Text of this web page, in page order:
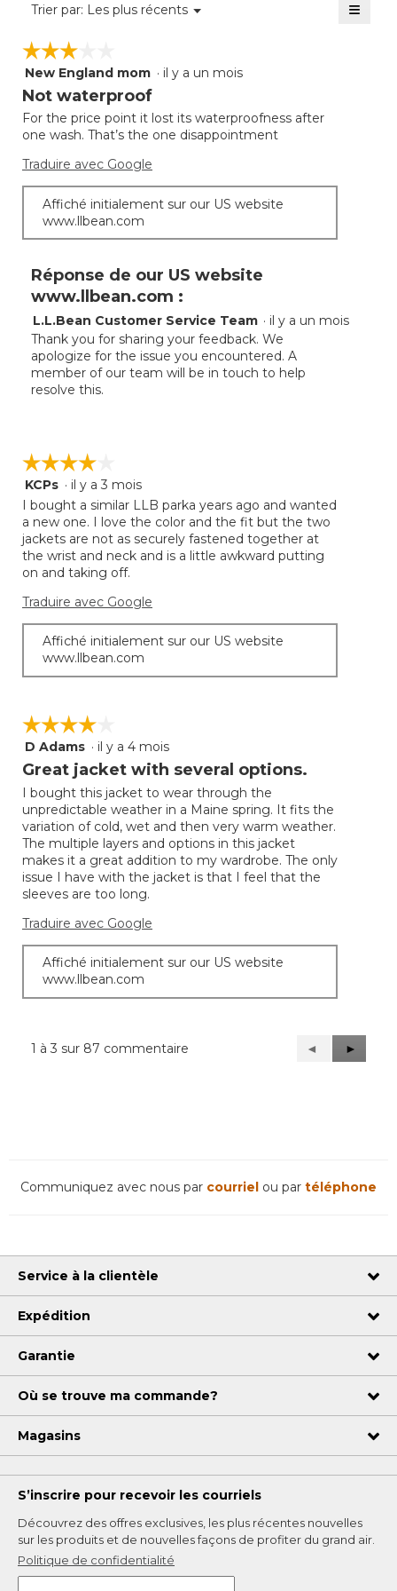
Trier par: Les plus récents ▼
Menu ≡
☆☆☆☆☆
☆☆☆☆☆
3
étoile(s)
5.
New England mom · il y a un mois
Not waterproof
For the price point it lost its waterproofness after
one wash. That’s the one disappointment
Traduire avec Google
Affiché initialement sur our US website
www.llbean.com
Réponse de our US website
www.llbean.com :
L.L.Bean Customer Service Team · il y a un mois
Thank you for sharing your feedback. We
apologize for the issue you encountered. A
member of our team will be in touch to help
resolve this.
☆☆☆☆☆
☆☆☆☆☆
4
étoile(s)
5.
KCPs · il y a 3 mois
I bought a similar LLB parka years ago and wanted
a new one. I love the color and the fit but the two
jackets are not as securely fastened together at
the wrist and neck and is a little awkward putting
on and taking off.
Traduire avec Google
Affiché initialement sur our US website
www.llbean.com
☆☆☆☆☆
☆☆☆☆☆
4
étoile(s)
5.
D Adams · il y a 4 mois
Great jacket with several options.
I bought this jacket to wear through the
unpredictable weather in a Maine spring. It fits the
variation of cold, wet and then very warm weather.
The multiple layers and options in this jacket
makes it a great addition to my wardrobe. The only
issue I have with the jacket is that I feel that the
sleeves are too long.
Traduire avec Google
Affiché initialement sur our US website
www.llbean.com
1 à 3 sur 87 commentaire
Précédent
Reviews
◄
Suivant
Reviews
►
Communiquez avec nous par courriel ou par téléphone
Service à la clientèle
Expédition
Garantie
Où se trouve ma commande?
Magasins
S’inscrire pour recevoir les courriels
Découvrez des offres exclusives, les plus récentes nouvelles
sur les produits et de nouvelles façons de profiter du grand air.
Politique de confidentialité